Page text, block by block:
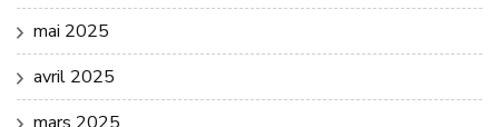
mai 2025
avril 2025